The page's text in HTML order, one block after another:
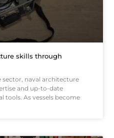
skills through
naval architecture
and up-to-date
tools. As vessels become